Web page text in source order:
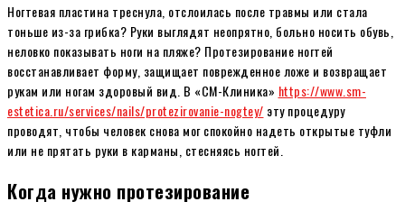
Ногтевая пластина треснула, отслоилась после травмы или стала
тоньше из-за грибка? Руки выглядят неопрятно, больно носить обувь,
неловко показывать ноги на пляже? Протезирование ногтей
восстанавливает форму, защищает поврежденное ложе и возвращает
рукам или ногам здоровый вид. В «СМ-Клиника» https://www.sm-
estetica.ru/services/nails/protezirovanie-nogtey/ эту процедуру
проводят, чтобы человек снова мог спокойно надеть открытые туфли
или не прятать руки в карманы, стесняясь ногтей.
Когда нужно протезирование